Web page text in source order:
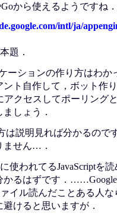
Goから使えるようですね．
intl/ja/
題．
ーションの作り方はわか
ント自作して，ボット作
アクセスしてポーリング
しょう．
は説明見れば分かるので
ません…．
使われてるJavaScriptを
かるはずです．
イル読んだことある人な
けると思いますが．